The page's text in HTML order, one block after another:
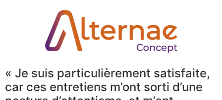
« Je suis particulièrement satisfaite,
car ces entretiens m’ont sorti d’une